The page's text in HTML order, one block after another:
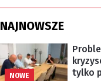
NAJNOWSZE
NOWE
tylko